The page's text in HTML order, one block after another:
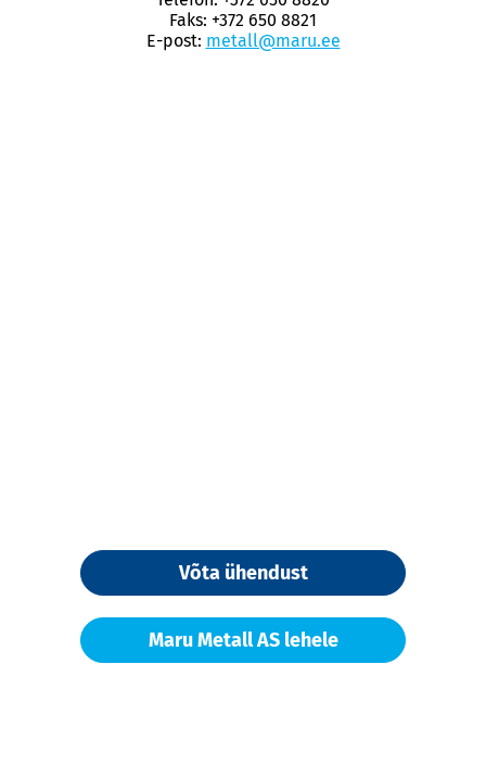
Faks: +372 650 8821
E-post: metall@maru.ee
Võta ühendust
Maru Metall AS lehele